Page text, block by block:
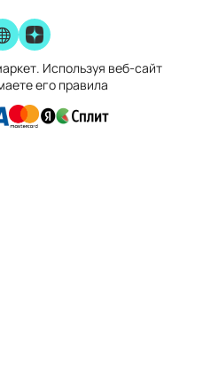
Используя веб-сайт
его правила